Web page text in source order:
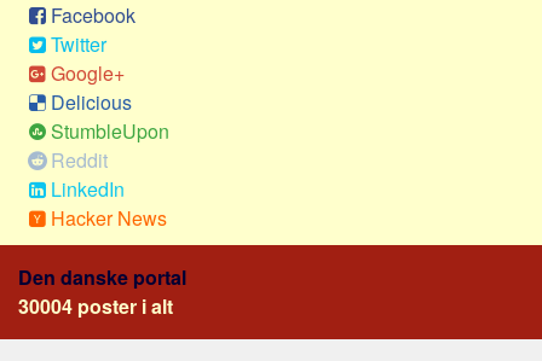
Pension og opsparing
Forbrug
Social sikring og sundhed
Transport
Alle
Aspekter
Økonomi
Facebook
Twitter
Google+
Delicious
StumbleUpon
Reddit
LinkedIn
Hacker News
Den danske portal
30004 poster i alt